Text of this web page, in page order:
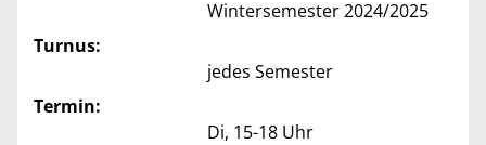
Wintersemester 2024/2025
Turnus:
jedes Semester
Termin:
Di, 15-18 Uhr